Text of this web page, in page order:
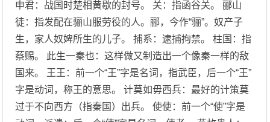
申君：战国时楚相黄歇的封号。 关：指函谷关。 郦山
徒：指发配在骊山服劳役的人。郦，今作“骊”。奴产子
生，家人奴婢所生的儿子。 捕系：逮捕拘禁。 柱国：指
蔡赐。 此生一秦也：这样做又制造出一个像秦一样的敌
国来。 王王：前一个“王”字是名词，指武臣，后一个“王”
字是动词，称王的意思。 计莫如毋西兵：最好的计策莫
过于不向西方（指秦国）出兵。 使使：前一个“使”字是